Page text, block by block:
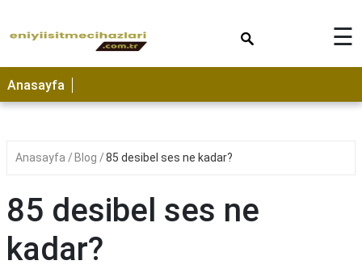
☰
Anasayfa
Anasayfa Blog 85 desibel ses ne kadar?
85 desibel ses ne
kadar?